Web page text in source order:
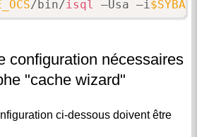
/bin/isql –Usa –i
configuration nécessaires
"cache wizard"
ci-dessous doivent être